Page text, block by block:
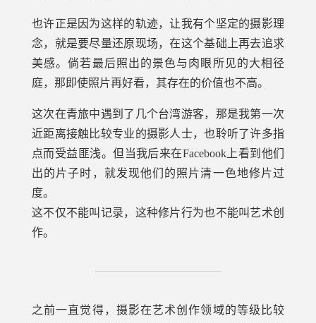
也许正是因为这样的轨迹，让我有个坚定的摄影理
念，就是要尽量还原现场，在这个基础上再去追求
美感。倘若最后照出的景色与肉眼所见的大相径
庭，那即使照片再好看，其存在的价值也不高。
这次在青旅中遇到了几个台湾游客，那是我第一次
近距离接触比较专业的摄影人士，也聆听了许多指
点而受益匪浅。但当我后来在Facebook上看到他们
出的片子时，就发现他们的照片清一色地修片过
度。
这不仅不能叫记录，这种修片行为也不能叫艺术创
作。
之前一直觉得，摄影在艺术创作领域的等级比较